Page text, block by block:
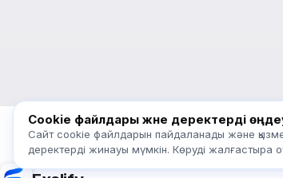
Cookie файлдары және деректерді
Сайт cookie файлдарын пайдаланады және
деректерді жинауы мүмкін. Көруді жалғастыра